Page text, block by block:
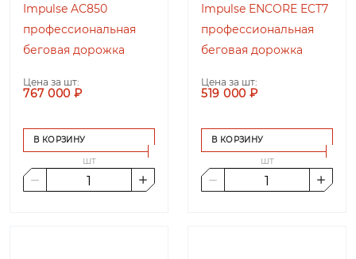
Impulse AC850
профессиональная
беговая дорожка
Цена за шт:
767 000 ₽
В КОРЗИНУ
шт
Impulse ENCORE ECT7
профессиональная
беговая дорожка
Цена за шт:
519 000 ₽
В КОРЗИНУ
шт